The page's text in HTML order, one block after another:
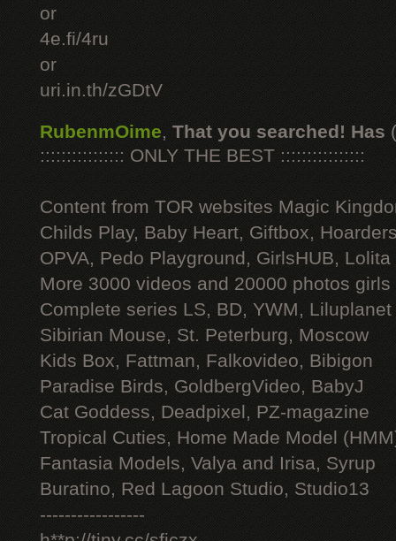
or
4e.fi/4ru
or
uri.in.th/zGDtV
RubenmOime, That you searched! Has
:::::::::::::::: ONLY THE BEST ::::::::::::::::
Content from TOR websites Magic
Childs Play, Baby Heart, Giftbox,
OPVA, Pedo Playground, GirlsHUB, Lolita
More 3000 videos and 20000 photos
Complete series LS, BD, YWM, Liluplanet
Sibirian Mouse, St. Peterburg, Moscow
Kids Box, Fattman, Falkovideo, Bibigon
Paradise Birds, GoldbergVideo, BabyJ
Cat Goddess, Deadpixel, PZ-magazine
Tropical Cuties, Home Made Model
Fantasia Models, Valya and Irisa, Syrup
Buratino, Red Lagoon Studio, Studio13
-----------------